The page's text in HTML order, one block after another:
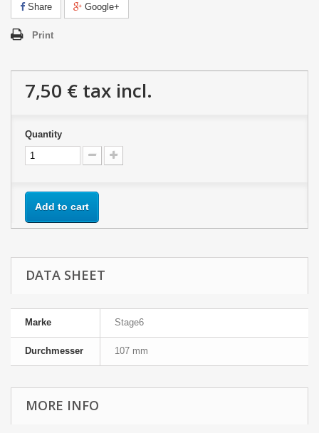
Share Google+
Print
7,50 € tax incl.
Quantity
Add to cart
DATA SHEET
Marke Stage6
Durchmesser 107 mm
MORE INFO